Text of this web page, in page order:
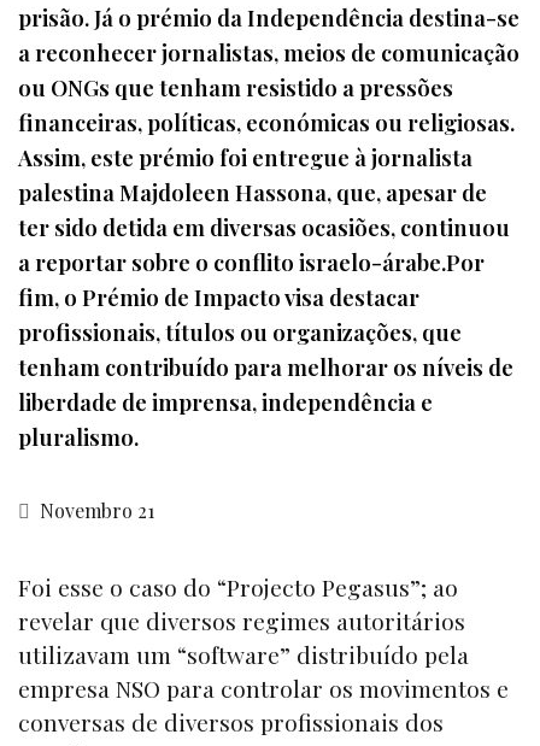
prisão. Já o prémio da Independência destina-se
a reconhecer jornalistas, meios de comunicação
ou ONGs que tenham resistido a pressões
financeiras, políticas, económicas ou religiosas.
Assim, este prémio foi entregue à jornalista
palestina Majdoleen Hassona, que, apesar de
ter sido detida em diversas ocasiões, continuou
a reportar sobre o conflito israelo-árabe.Por
fim, o Prémio de Impacto visa destacar
profissionais, títulos ou organizações, que
tenham contribuído para melhorar os níveis de
liberdade de imprensa, independência e
pluralismo.
Novembro 21
Foi esse o caso do “Projecto Pegasus”; ao
revelar que diversos regimes autoritários
utilizavam um “software” distribuído pela
empresa NSO para controlar os movimentos e
conversas de diversos profissionais dos